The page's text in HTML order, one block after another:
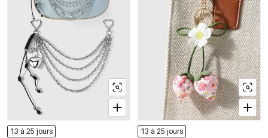
13 à 25 jours 13 à 25 jours